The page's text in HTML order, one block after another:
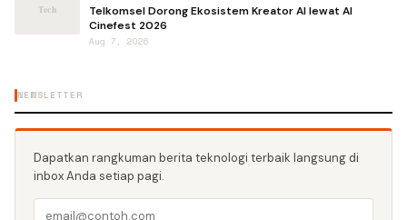
Telkomsel Dorong Ekosistem Kreator AI lewat AI
Cinefest 2026
Aug 7, 2026
NEWSLETTER
Dapatkan rangkuman berita teknologi terbaik langsung di
inbox Anda setiap pagi.